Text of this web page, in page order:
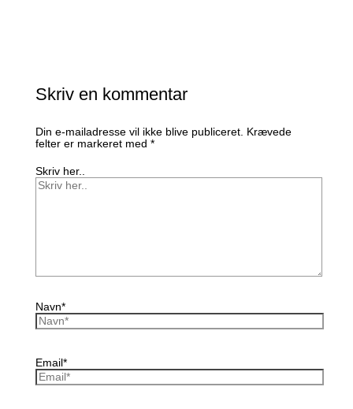
Skriv en kommentar
Din e-mailadresse vil ikke blive publiceret.
Krævede
felter er markeret med *
Skriv her..
Navn*
Email*